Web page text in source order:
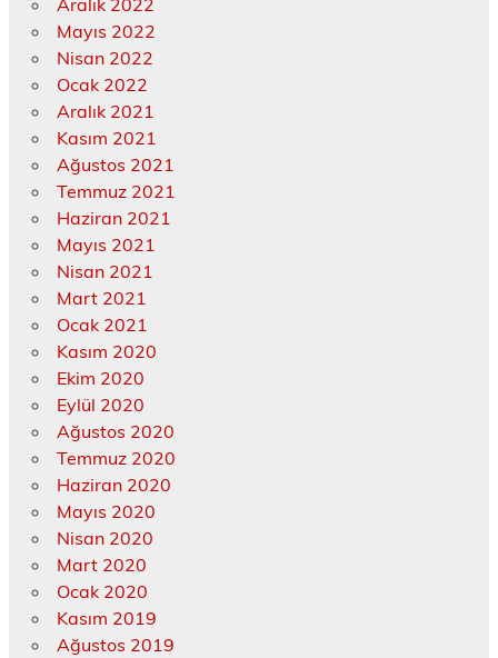
Aralık 2022
Mayıs 2022
Nisan 2022
Ocak 2022
Aralık 2021
Kasım 2021
Ağustos 2021
Temmuz 2021
Haziran 2021
Mayıs 2021
Nisan 2021
Mart 2021
Ocak 2021
Kasım 2020
Ekim 2020
Eylül 2020
Ağustos 2020
Temmuz 2020
Haziran 2020
Mayıs 2020
Nisan 2020
Mart 2020
Ocak 2020
Kasım 2019
Ağustos 2019